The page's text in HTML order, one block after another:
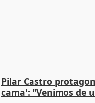
Pilar Castro
cama': "Venimos de